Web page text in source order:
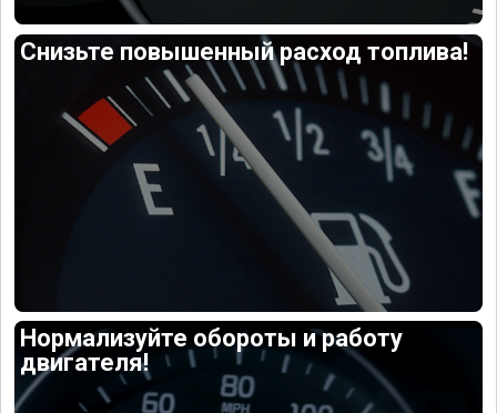
Снизьте повышенный расход топлива!
Нормализуйте обороты и работу
двигателя!